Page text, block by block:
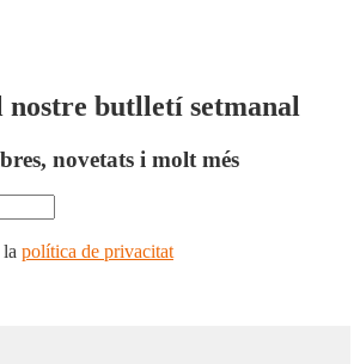
nostre butlletí setmanal
novetats i molt més
la política de privacitat